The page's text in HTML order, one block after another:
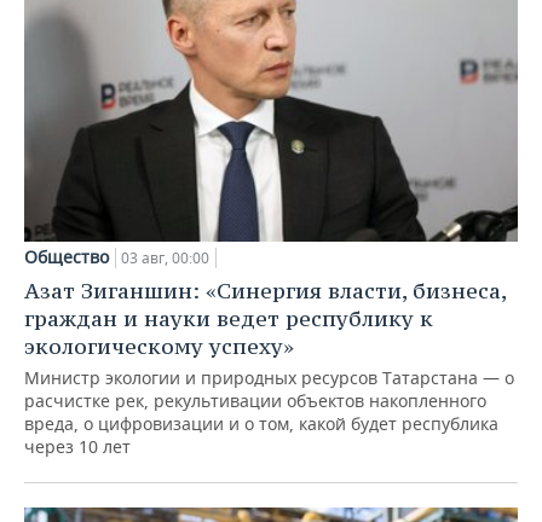
Общество 03 авг, 00:00
Азат Зиганшин: «Синергия власти, бизнеса,
граждан и науки ведет республику к
экологическому успеху»
Министр экологии и природных ресурсов Татарстана — о
расчистке рек, рекультивации объектов накопленного
вреда, о цифровизации и о том, какой будет республика
через 10 лет